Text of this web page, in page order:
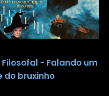
- Falando um
do bruxinho